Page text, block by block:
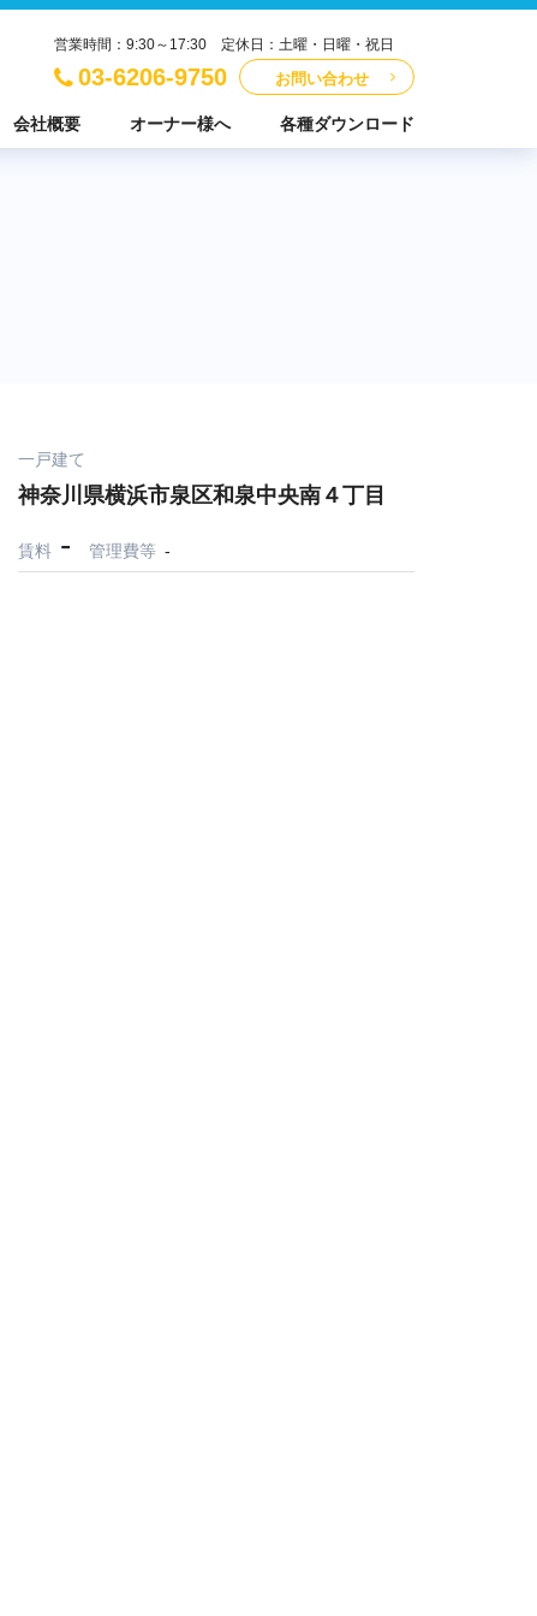
営業時間：9:30～17:30 定休日：土曜・日曜・祝日
03-6206-9750 お問い合わせ
会社概要 オーナー様へ 各種ダウンロード
一戸建て
神奈川県横浜市泉区和泉中央南４丁目
賃料 - 管理費等 -